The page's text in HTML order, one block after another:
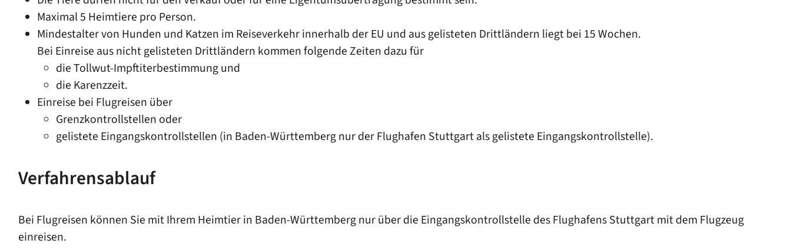
Maximal 5 Heimtiere pro Person.
Mindestalter von Hunden und Katzen im Reiseverkehr innerhalb der EU und aus gelisteten Drittländern liegt bei 15 Wochen.
Bei Einreise aus nicht gelisteten Drittländern kommen folgende Zeiten dazu für
die Tollwut-Impftiterbestimmung und
die Karenzzeit.
Einreise bei Flugreisen über
Grenzkontrollstellen oder
gelistete Eingangskontrollstellen (in Baden-Württemberg nur der Flughafen Stuttgart als gelistete Eingangskontrollstelle).
Verfahrensablauf
Bei Flugreisen können Sie mit Ihrem Heimtier in Baden-Württemberg nur über die Eingangskontrollstelle des Flughafens Stuttgart mit dem Flugzeug
einreisen.